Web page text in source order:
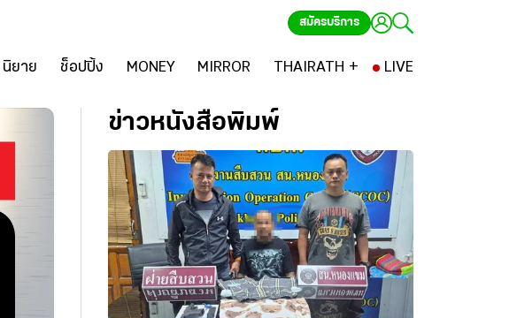
สมัครบริการ
นิยาย ช็อปปิ้ง MONEY MIRROR THAIRATH + LIVE
ข่าวหนังสือพิมพ์